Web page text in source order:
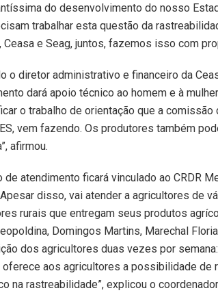
do desenvolvimento do nosso
trabalhar esta questão da
Ceasa e Seag, juntos, fazemos isso com
o diretor administrativo e financeiro da
dará apoio técnico ao homem e à
o trabalho de orientação que a
vem fazendo. Os produtores também
afirmou.
de atendimento ficará vinculado ao CRDR
disso, vai atender a agricultores de
rurais que entregam seus produtos
Domingos Martins, Marechal
dos agricultores duas vezes por
oferece aos agricultores a possibilidade
na rastreabilidade”, explicou o